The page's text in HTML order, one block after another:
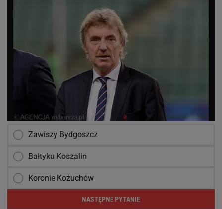
Zawiszy Bydgoszcz
Bałtyku Koszalin
Koronie Kożuchów
NASTĘPNE PYTANIE